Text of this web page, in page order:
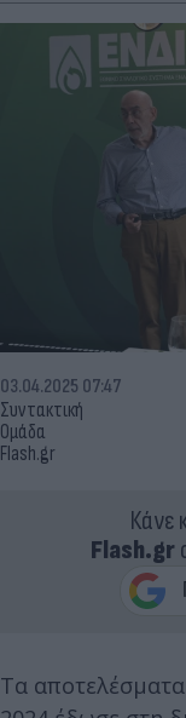
Συντακτική
Ομάδα
Flash.gr
03.04.2025 07:47
Κάνε
Flash.gr
Τα αποτελέσματα